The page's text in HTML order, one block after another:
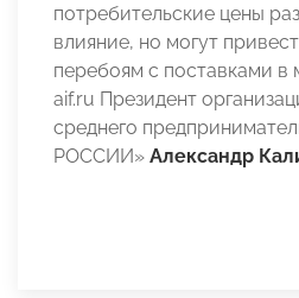
потребительские цены
влияние, но могут
перебоям с поставками в
aif.ru Президент
среднего
РОССИИ» Александр